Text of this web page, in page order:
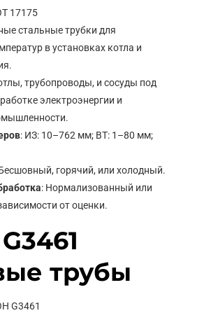
17175
стальные трубки для
в установках котла и
трубопроводы, и сосуды под
электроэнергии и
: ИЗ: 10–762 мм; ВТ: 1–80 мм;
горячий, или холодный.
: Нормализованный или
от оценки.
трубы
G3461